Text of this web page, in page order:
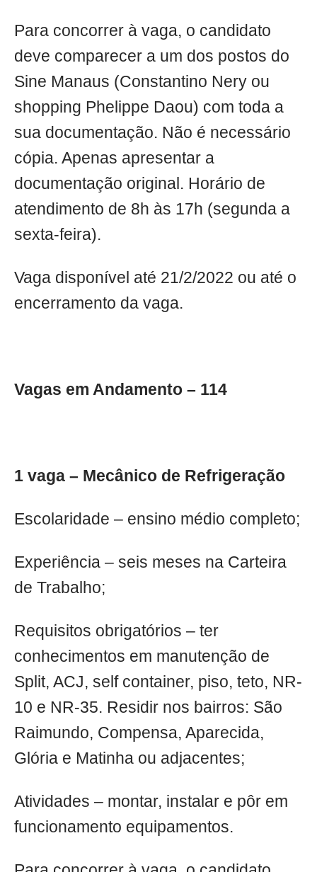
Para concorrer à vaga, o candidato
deve comparecer a um dos postos do
Sine Manaus (Constantino Nery ou
shopping Phelippe Daou) com toda a
sua documentação. Não é necessário
cópia. Apenas apresentar a
documentação original. Horário de
atendimento de 8h às 17h (segunda a
sexta-feira).
Vaga disponível até 21/2/2022 ou até o
encerramento da vaga.
Vagas em Andamento – 114
1 vaga – Mecânico de Refrigeração
Escolaridade – ensino médio completo;
Experiência – seis meses na Carteira
de Trabalho;
Requisitos obrigatórios – ter
conhecimentos em manutenção de
Split, ACJ, self container, piso, teto, NR-
10 e NR-35. Residir nos bairros: São
Raimundo, Compensa, Aparecida,
Glória e Matinha ou adjacentes;
Atividades – montar, instalar e pôr em
funcionamento equipamentos.